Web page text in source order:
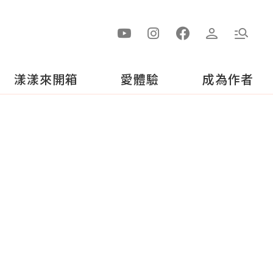
漾漾來開箱 愛體驗 成為作者